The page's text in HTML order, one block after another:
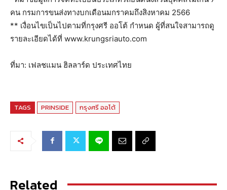
คน กรมการขนส่งทางบกเดือนมกราคมถึงสิงหาคม 2566
** เงื่อนไขเป็นไปตามที่กรุงศรี ออโต้ กำหนด ผู้ที่สนใจสามารถดู
รายละเอียดได้ที่ www.krungsriauto.com
ที่มา: เฟลชแมน ฮิลลาร์ด ประเทศไทย
TAGS PRINSIDE กรุงศรี ออโต้
Related